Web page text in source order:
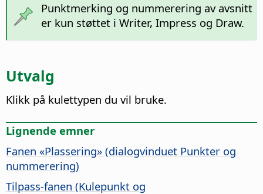
Punktmerking og nummerering av avsnitt
er kun støttet i Writer, Impress og Draw.
Utvalg
Klikk på kulettypen du vil bruke.
Lignende emner
Fanen «Plassering» (dialogvinduet Punkter og
nummerering)
Tilpass-fanen (Kulepunkt og